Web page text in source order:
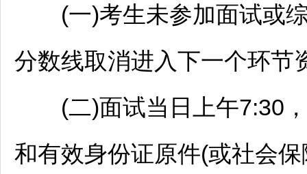
(一)考生未参加面试或综
分数线取消进入下一个环节
(二)面试当日上午7:30，
和有效身份证原件(或社会